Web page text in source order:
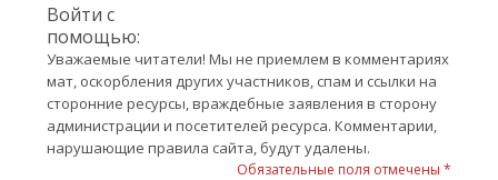
Войти с
помощью:
Уважаемые читатели! Мы не приемлем в комментариях
мат, оскорбления других участников, спам и ссылки на
сторонние ресурсы, враждебные заявления в сторону
администрации и посетителей ресурса. Комментарии,
нарушающие правила сайта, будут удалены.
Обязательные поля отмечены *